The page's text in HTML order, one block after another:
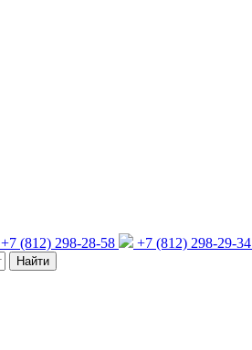
+7 (812) 298-28-58 +7 (812) 298-29-34
Найти